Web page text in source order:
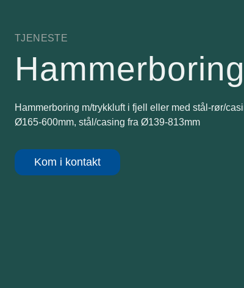
TJENESTE
Hammerboring
Hammerboring m/trykkluft i fjell eller med stål-rør/
Ø165-600mm, stål/casing fra Ø139-813mm
Kom i kontakt